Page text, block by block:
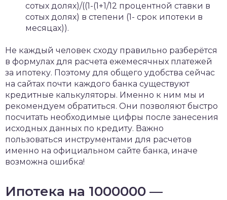
сотых долях)/((1-(1+1/12 процентной ставки в
сотых долях) в степени (1- срок ипотеки в
месяцах)).
Не каждый человек сходу правильно разберётся
в формулах для расчета ежемесячных платежей
за ипотеку. Поэтому для общего удобства сейчас
на сайтах почти каждого банка существуют
кредитные калькуляторы. Именно к ним мы и
рекомендуем обратиться. Они позволяют быстро
посчитать необходимые цифры после занесения
исходных данных по кредиту. Важно
пользоваться инструментами для расчетов
именно на официальном сайте банка, иначе
возможна ошибка!
Ипотека на 1000000 —